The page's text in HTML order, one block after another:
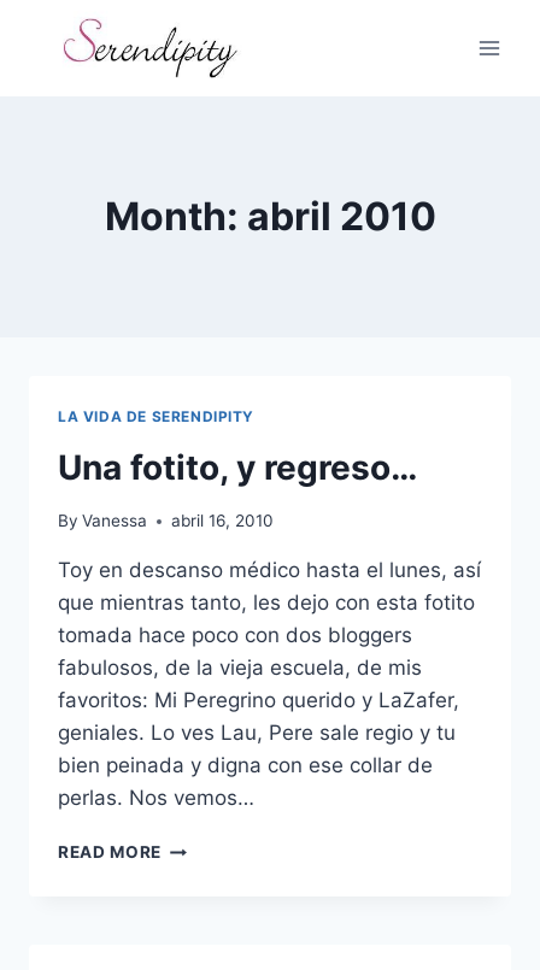
Month: abril 2010
LA VIDA DE SERENDIPITY
Una fotito, y regreso…
By Vanessa abril 16, 2010
Toy en descanso médico hasta el lunes, así
que mientras tanto, les dejo con esta fotito
tomada hace poco con dos bloggers
fabulosos, de la vieja escuela, de mis
favoritos: Mi Peregrino querido y LaZafer,
geniales. Lo ves Lau, Pere sale regio y tu
bien peinada y digna con ese collar de
perlas. Nos vemos…
READ MORE UNA